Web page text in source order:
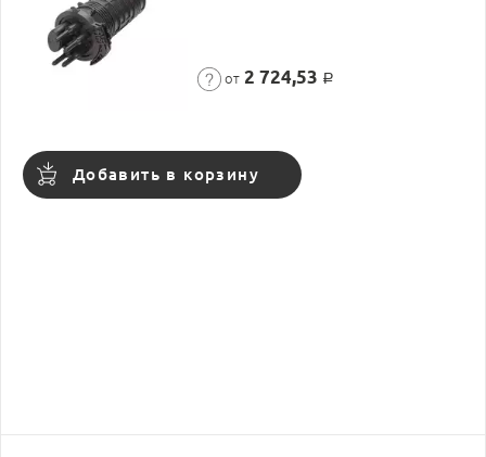
от 2 724,53 Р
Добавить в корзину